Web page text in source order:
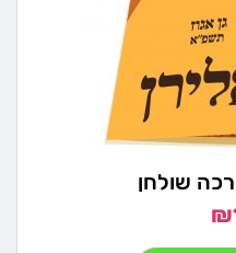
שולחן
₪